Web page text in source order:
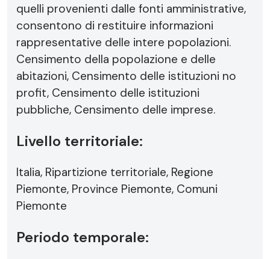
quelli provenienti dalle fonti amministrative,
consentono di restituire informazioni
rappresentative delle intere popolazioni.
Censimento della popolazione e delle
abitazioni, Censimento delle istituzioni no
profit, Censimento delle istituzioni
pubbliche, Censimento delle imprese.
Livello territoriale:
Italia, Ripartizione territoriale, Regione
Piemonte, Province Piemonte, Comuni
Piemonte
Periodo temporale: